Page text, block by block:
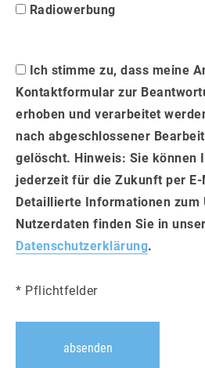
Radiowerbung
Ich stimme zu, dass meine
Kontaktformular zur
erhoben und verarbeitet
nach abgeschlossener
gelöscht. Hinweis: Sie können
jederzeit für die Zukunft per
Detaillierte Informationen zum
Nutzerdaten finden Sie in
Datenschutzerklärung.
* Pflichtfelder